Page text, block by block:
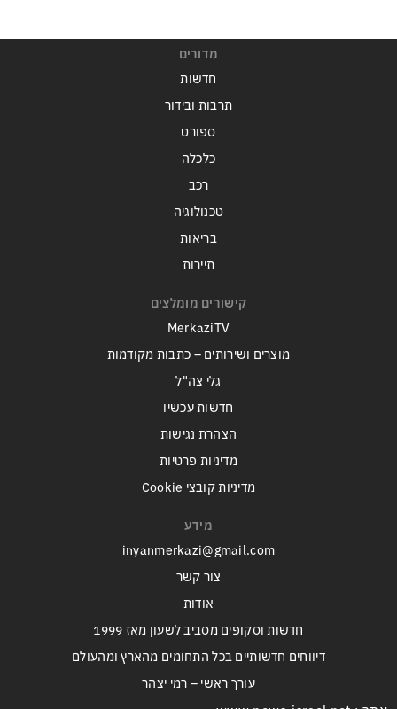
מדורים
חדשות
תרבות ובידור
ספורט
כלכלה
רכב
טכנולוגיה
בריאות
תיירות
קישורים מומלצים
MerkaziTV
מוצרים ושירותים – כתבות מקודמות
גלי צה"ל
חדשות עכשיו
הצהרת נגישות
מדיניות פרטיות
מדיניות קובצי Cookie
מידע
inyanmerkazi@gmail.com
צור קשר
אודות
חדשות וסקופים מסביב לשעון מאז 1999
דיווחים חדשותיים בכל התחומים מהארץ ומהעולם
עורך ראשי – רמי יצהר